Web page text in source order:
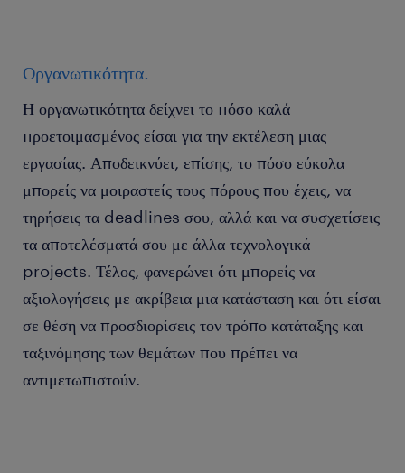
Οργανωτικότητα.
Η οργανωτικότητα δείχνει το πόσο καλά
προετοιμασμένος είσαι για την εκτέλεση μιας
εργασίας. Αποδεικνύει, επίσης, το πόσο εύκολα
μπορείς να μοιραστείς τους πόρους που έχεις, να
τηρήσεις τα deadlines σου, αλλά και να συσχετίσεις
τα αποτελέσματά σου με άλλα τεχνολογικά
projects. Τέλος, φανερώνει ότι μπορείς να
αξιολογήσεις με ακρίβεια μια κατάσταση και ότι είσαι
σε θέση να προσδιορίσεις τον τρόπο κατάταξης και
ταξινόμησης των θεμάτων που πρέπει να
αντιμετωπιστούν.